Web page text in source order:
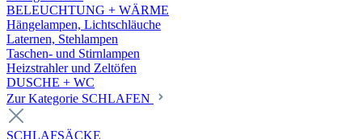
BELEUCHTUNG + WÄRME
Hängelampen, Lichtschläuche
Laternen, Stehlampen
Taschen- und Stirnlampen
Heizstrahler und Zeltöfen
DUSCHE + WC
Zur Kategorie SCHLAFEN
SCHLAFSÄCKE